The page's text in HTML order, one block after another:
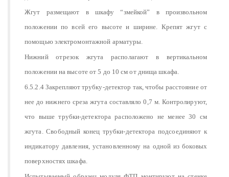
Жгут размещают в шкафу “змейкой” в произвольном
положении по всей его высоте и ширине. Крепят жгут с
помощью электромонтажной арматуры.
Нижний отрезок жгута располагают в вертикальном
положении на высоте от 5 до 10 см от днища шкафа.
6.5.2.4 Закрепляют трубку-детектор так, чтобы расстояние от
нее до нижнего среза жгута составляло 0,7 м. Контролируют,
что выше трубки-детектора расположено не менее 30 см
жгута. Свободный конец трубки-детектора подсоединяют к
индикатору давления, установленному на одной из боковых
поверхностях шкафа.